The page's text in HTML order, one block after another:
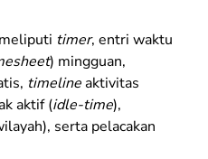
timer, entri waktu
) mingguan,
timelineaktivitas
aktif (idle-time),
serta pelacakan